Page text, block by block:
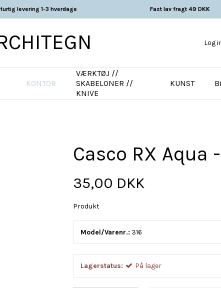
levering 1-3 hverdage Fast lav fragt 49 DKK
Log
KONTOR
VÆRKTØJ //
SKABELONER //
KNIVE
KUNST
Casco RX Aqua
35,00 DKK
Produkt
Model/Varenr.: 316
Lagerstatus: På lager